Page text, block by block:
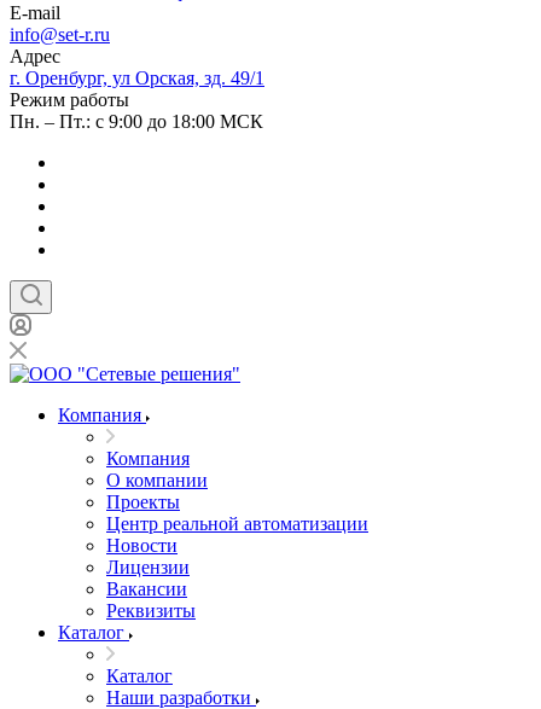
E-mail
info@set-r.ru
Адрес
г. Оренбург, ул Орская, зд. 49/1
Режим работы
Пн. – Пт.: с 9:00 до 18:00 МСК
Компания
Компания
О компании
Проекты
Центр реальной автоматизации
Новости
Лицензии
Вакансии
Реквизиты
Каталог
Каталог
Наши разработки